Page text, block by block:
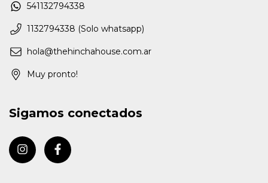
541132794338
1132794338 (Solo whatsapp)
hola@thehinchahouse.com.ar
Muy pronto!
Sigamos conectados